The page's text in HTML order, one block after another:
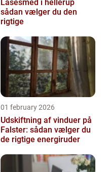
Låsesmed i hellerup
sådan vælger du den
rigtige
01 february 2026
Udskiftning af vinduer på
Falster: sådan vælger du
de rigtige energiruder